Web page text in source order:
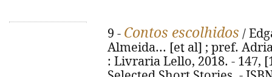
9 - Contos escolhidos /
Almeida... [et al] ; pref.
: Livraria Lello, 2018. - 147,